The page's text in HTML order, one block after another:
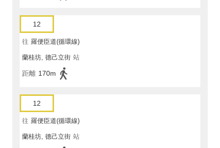
12
往 羅便臣道(循環線)
蘭桂坊, 德己立街 站
距離 170m
12
往 羅便臣道(循環線)
蘭桂坊, 德己立街 站